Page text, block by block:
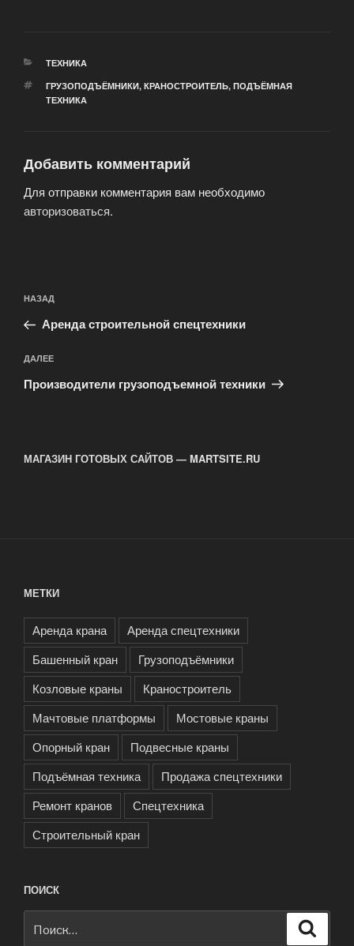
РУБРИКИ
ТЕХНИКА
МЕТКИ
ГРУЗОПОДЪЁМНИКИ, КРАНОСТРОИТЕЛЬ, ПОДЪЁМНАЯ
ТЕХНИКА
Добавить комментарий
Для отправки комментария вам необходимо
авторизоваться.
по
записям
Предыдущая
запись:
НАЗАД
Аренда строительной спецтехники
Следующая
запись
ДАЛЕЕ
Производители грузоподъемной техники
МАГАЗИН ГОТОВЫХ САЙТОВ — MARTSITE.RU
МЕТКИ
Аренда крана
Аренда спецтехники
Башенный кран
Грузоподъёмники
Козловые краны
Краностроитель
Мачтовые платформы
Мостовые краны
Опорный кран
Подвесные краны
Подъёмная техника
Продажа спецтехники
Ремонт кранов
Спецтехника
Строительный кран
ПОИСК